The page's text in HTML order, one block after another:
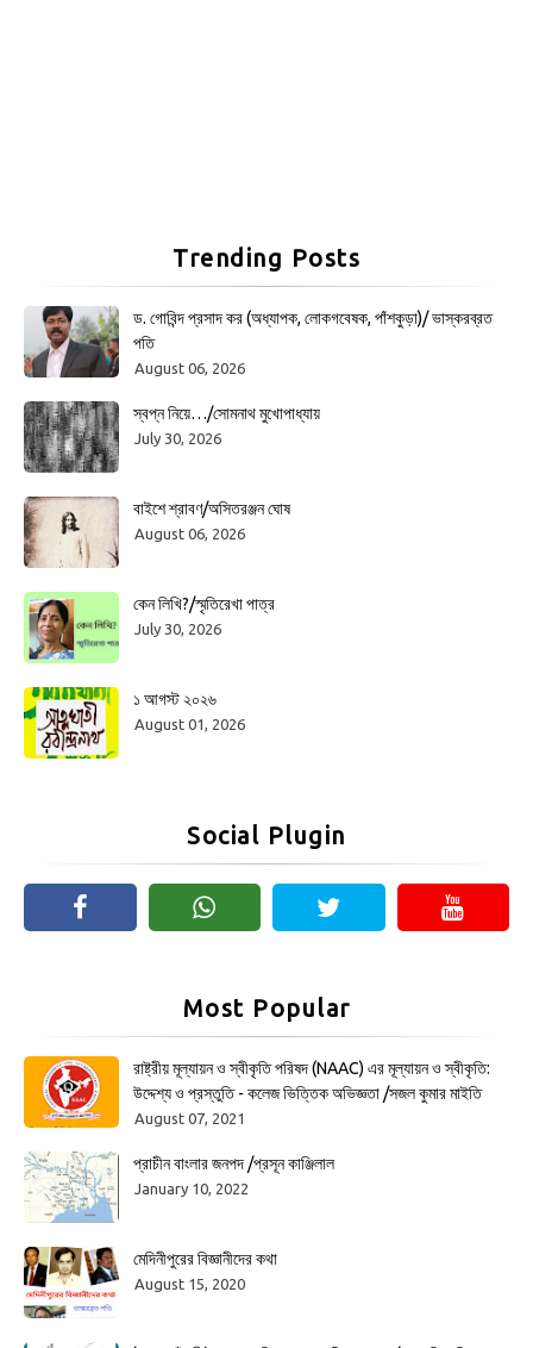
Trending Posts
ড. গোবিন্দ প্রসাদ কর (অধ্যাপক, লোকগবেষক, পাঁশকুড়া)/ ভাস্করব্রত
পতি
August 06, 2026
স্বপ্ন নিয়ে…/সোমনাথ মুখোপাধ্যায়
July 30, 2026
বাইশে শ্রাবণ/অসিতরঞ্জন ঘোষ
August 06, 2026
কেন লিখি?/স্মৃতিরেখা পাত্র
July 30, 2026
১ আগস্ট ২০২৬
August 01, 2026
Social Plugin
Most Popular
রাষ্ট্রীয় মূল্যায়ন ও স্বীকৃতি পরিষদ (NAAC) এর মূল্যায়ন ও স্বীকৃতি:
উদ্দেশ্য ও প্রস্তুতি - কলেজ ভিত্তিক অভিজ্ঞতা /সজল কুমার মাইতি
August 07, 2021
প্রাচীন বাংলার জনপদ /প্রসূন কাঞ্জিলাল
January 10, 2022
মেদিনীপুরের বিজ্ঞানীদের কথা
August 15, 2020